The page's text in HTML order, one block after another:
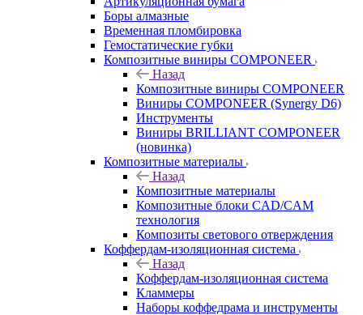
Боры алмазные
Временная пломбировка
Гемостатические губки
Композитные виниры COMPONEER
Назад
Композитные виниры COMPONEER
Виниры COMPONEER (Synergy D6)
Инструменты
Виниры BRILLIANT COMPONEER
(новинка)
Композитные материалы
Назад
Композитные материалы
Композитные блоки CAD/СAM
технология
Композиты светового отверждения
Коффердам-изоляционная система
Назад
Коффердам-изоляционная система
Кламмеры
Наборы коффедрама и инструменты